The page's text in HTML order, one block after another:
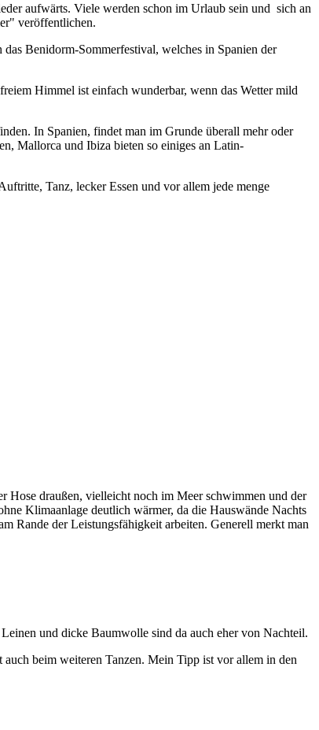
aufwärts. Viele werden schon im Urlaub sein und sich an
veröffentlichen.
Benidorm-Sommerfestival, welches in Spanien der
Himmel ist einfach wunderbar, wenn das Wetter mild
In Spanien, findet man im Grunde überall mehr oder
Mallorca und Ibiza bieten so einiges an Latin-
Tanz, lecker Essen und vor allem jede menge
Hose draußen, vielleicht noch im Meer schwimmen und der
Klimaanlage deutlich wärmer, da die Hauswände Nachts
Rande der Leistungsfähigkeit arbeiten. Generell merkt man
und dicke Baumwolle sind da auch eher von Nachteil.
beim weiteren Tanzen. Mein Tipp ist vor allem in den